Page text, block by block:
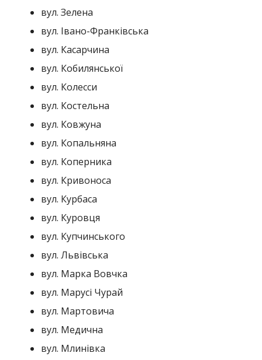
вул. Зелена
вул. Івано-Франківська
вул. Касарчина
вул. Кобилянської
вул. Колесси
вул. Костельна
вул. Ковжуна
вул. Копальняна
вул. Коперника
вул. Кривоноса
вул. Курбаса
вул. Куровця
вул. Купчинського
вул. Львівська
вул. Марка Вовчка
вул. Марусі Чурай
вул. Мартовича
вул. Медична
вул. Млинівка